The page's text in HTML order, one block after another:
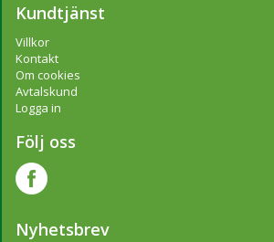
Kundtjänst
Villkor
Kontakt
Om cookies
Avtalskund
Logga in
Följ oss
Nyhetsbrev